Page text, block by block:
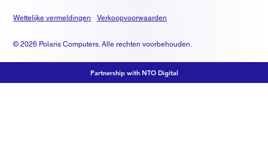
© 2026 Polaris Computers. Alle rechten voorbehouden.
Wettelijke vermeldingen Verkoopvoorwaarden
Partnership with NTO Digital